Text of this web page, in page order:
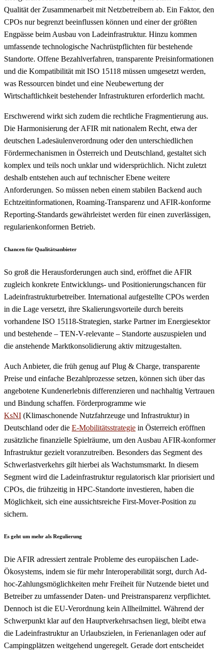
Qualität der Zusammenarbeit mit Netzbetreibern ab. Ein Faktor, den
CPOs nur begrenzt beeinflussen können und einer der größten
Engpässe beim Ausbau von Ladeinfrastruktur. Hinzu kommen
umfassende technologische Nachrüstpflichten für bestehende
Standorte. Offene Bezahlverfahren, transparente Preisinformationen
und die Kompatibilität mit ISO 15118 müssen umgesetzt werden,
was Ressourcen bindet und eine Neubewertung der
Wirtschaftlichkeit bestehender Infrastrukturen erforderlich macht.
Erschwerend wirkt sich zudem die rechtliche Fragmentierung aus.
Die Harmonisierung der AFIR mit nationalem Recht, etwa der
deutschen Ladesäulenverordnung oder den unterschiedlichen
Fördermechanismen in Österreich und Deutschland, gestaltet sich
komplex und teils noch unklar und widersprüchlich. Nicht zuletzt
deshalb entstehen auch auf technischer Ebene weitere
Anforderungen. So müssen neben einem stabilen Backend auch
Echtzeitinformationen, Roaming-Transparenz und AFIR-konforme
Reporting-Standards gewährleistet werden für einen zuverlässigen,
regularienkonformen Betrieb.
Chancen für Qualitätsanbieter
So groß die Herausforderungen auch sind, eröffnet die AFIR
zugleich konkrete Entwicklungs- und Positionierungschancen für
Ladeinfrastrukturbetreiber. International aufgestellte CPOs werden
in die Lage versetzt, ihre Skalierungsvorteile durch bereits
vorhandene ISO 15118-Strategien, starke Partner im Energiesektor
und bestehende – TEN-V-relevante – Standorte auszuspielen und
die anstehende Marktkonsolidierung aktiv mitzugestalten.
Auch Anbieter, die früh genug auf Plug & Charge, transparente
Preise und einfache Bezahlprozesse setzen, können sich über das
angebotene Kundenerlebnis differenzieren und nachhaltig Vertrauen
und Bindung schaffen. Förderprogramme wie
KsNI (Klimaschonende Nutzfahrzeuge und Infrastruktur) in
Deutschland oder die E-Mobilitätsstrategie in Österreich eröffnen
zusätzliche finanzielle Spielräume, um den Ausbau AFIR-konformer
Infrastruktur gezielt voranzutreiben. Besonders das Segment des
Schwerlastverkehrs gilt hierbei als Wachstumsmarkt. In diesem
Segment wird die Ladeinfrastruktur regulatorisch klar priorisiert und
CPOs, die frühzeitig in HPC-Standorte investieren, haben die
Möglichkeit, sich eine aussichtsreiche First-Mover-Position zu
sichern.
Es geht um mehr als Regulierung
Die AFIR adressiert zentrale Probleme des europäischen Lade-
Ökosystems, indem sie für mehr Interoperabilität sorgt, durch Ad-
hoc-Zahlungsmöglichkeiten mehr Freiheit für Nutzende bietet und
Betreiber zu umfassender Daten- und Preistransparenz verpflichtet.
Dennoch ist die EU-Verordnung kein Allheilmittel. Während der
Schwerpunkt klar auf den Hauptverkehrsachsen liegt, bleibt etwa
die Ladeinfrastruktur an Urlaubszielen, in Ferienanlagen oder auf
Campingplätzen weitgehend ungeregelt. Gerade dort entscheidet